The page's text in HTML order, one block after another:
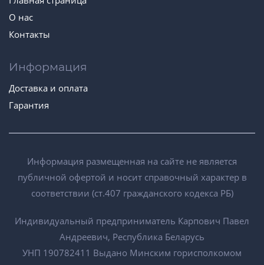
О нас
Контакты
Информация
Доставка и оплата
Гарантия
Информация размещенная на сайте не является
публичной офертой и носит справочный характер в
соответствии (ст.407 гражданского кодекса РБ)
Индивидуальный предприниматель Карпович Павел
Андреевич, Республика Беларусь
УНП 190782411 Выдано Минским горисполкомом